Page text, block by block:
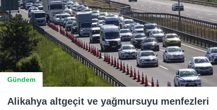
Gündem
Alikahya altgeçit ve yağmursuyu menfezleri